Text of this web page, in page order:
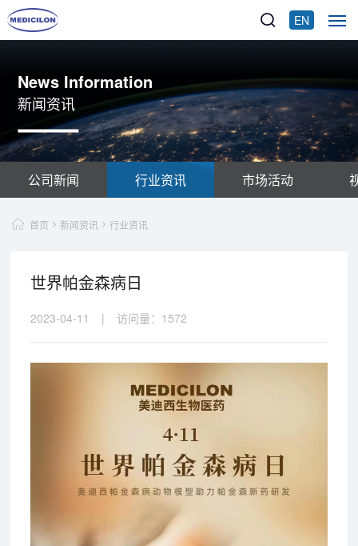
EN
News Information
新闻资讯
公司新闻 行业资讯 市场活动
首页 新闻资讯 行业资讯
世界帕金森病日
2023-04-11 | 访问量： 1572